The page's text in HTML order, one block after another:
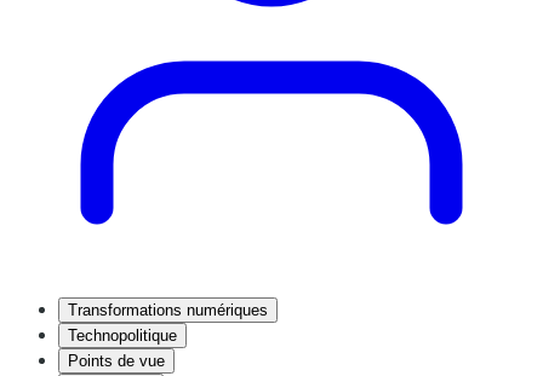
Transformations numériques
Technopolitique
Points de vue